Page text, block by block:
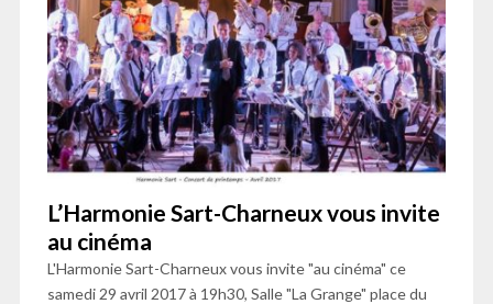
L’Harmonie Sart-Charneux vous invite
au cinéma
L'Harmonie Sart-Charneux vous invite "au cinéma" ce
samedi 29 avril 2017 à 19h30, Salle "La Grange" place du